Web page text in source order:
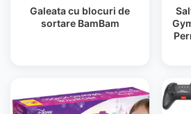
Galeata cu blocuri de
sortare BamBam